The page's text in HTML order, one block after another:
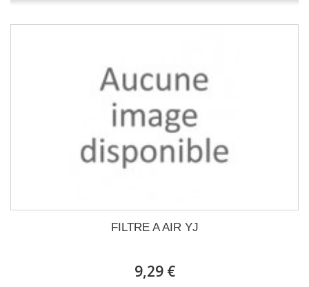
FILTRE A AIR YJ
9,29 €